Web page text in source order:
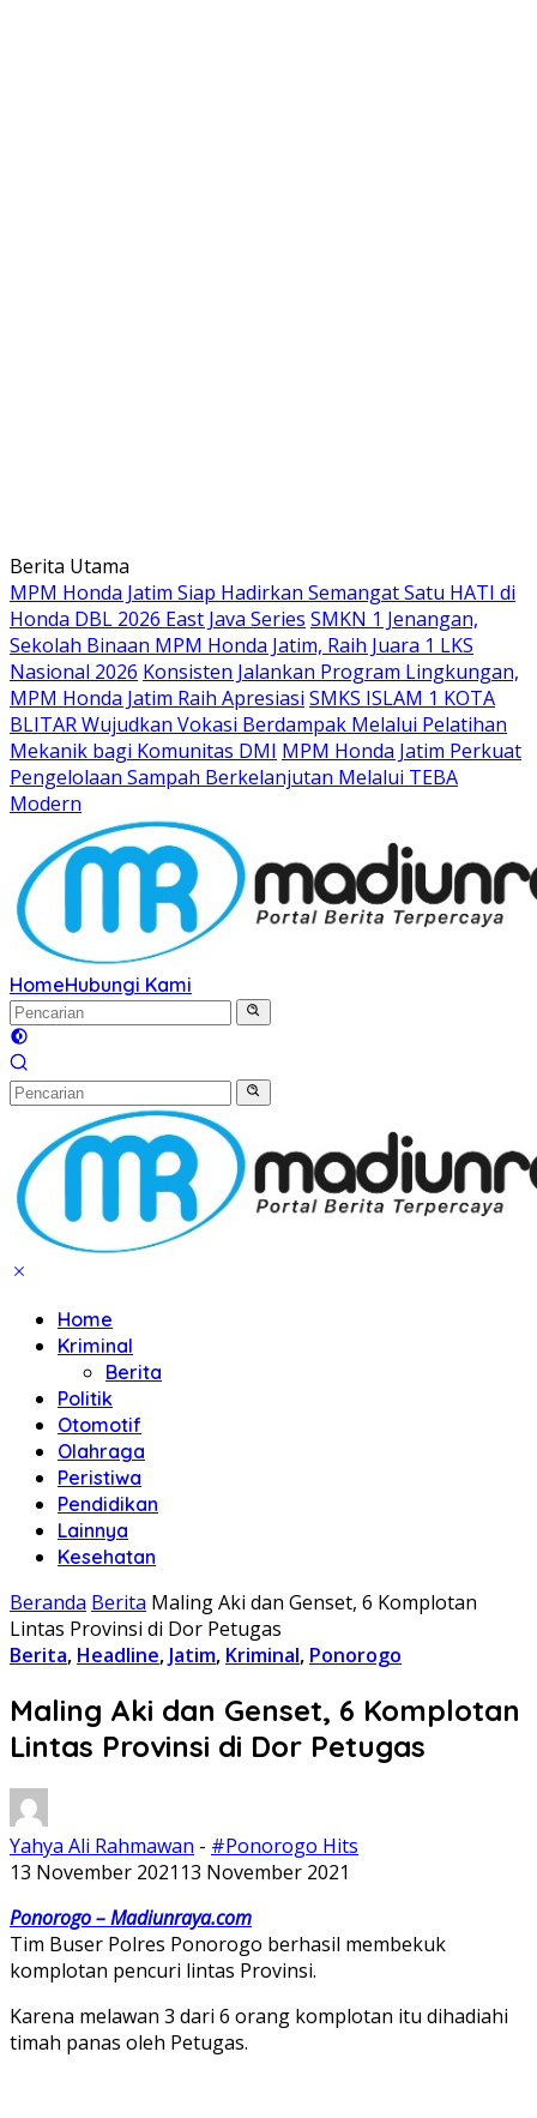
Langsung
ke
konten
Berita Utama
MPM Honda Jatim Siap Hadirkan Semangat Satu HATI di
Honda DBL 2026 East Java Series SMKN 1 Jenangan,
Sekolah Binaan MPM Honda Jatim, Raih Juara 1 LKS
Nasional 2026 Konsisten Jalankan Program Lingkungan,
MPM Honda Jatim Raih Apresiasi SMKS ISLAM 1 KOTA
BLITAR Wujudkan Vokasi Berdampak Melalui Pelatihan
Mekanik bagi Komunitas DMI MPM Honda Jatim Perkuat
Pengelolaan Sampah Berkelanjutan Melalui TEBA
Modern
HomeHubungi Kami
Home
Kriminal
Berita
Politik
Otomotif
Olahraga
Peristiwa
Pendidikan
Lainnya
Kesehatan
Beranda Berita Maling Aki dan Genset, 6 Komplotan
Lintas Provinsi di Dor Petugas
Berita, Headline, Jatim, Kriminal, Ponorogo
Maling Aki dan Genset, 6 Komplotan
Lintas Provinsi di Dor Petugas
Yahya Ali Rahmawan - #Ponorogo Hits
13 November 2021 13 November 2021
Ponorogo – Madiunraya.com
Tim Buser Polres Ponorogo berhasil membekuk
komplotan pencuri lintas Provinsi.
Karena melawan 3 dari 6 orang komplotan itu dihadiahi
timah panas oleh Petugas.